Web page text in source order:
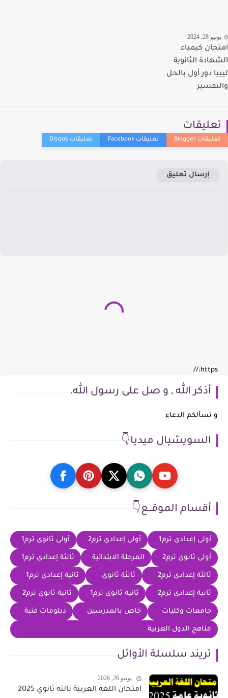
28, 2024
كيمياء
الثانوية
دور أول بالحل
إرسال تعليق
https://
أذكر الله , و صل على رسول الله.
و نسألكم الدعاء
السويشيال ميديا👇
أقسام الموقــع👇
أولى إعدادى ترم1 أولى إعدادى ترم2 أولى ثانوى ترم1
أولى ثانوى ترم2 المرحلة الابتدائية ثالثة إعدادى ترم1
ثالثة إعدادى ترم2 ثالثة ثانوى ثانية إعدادى ترم1
ثانية إعدادى ترم2 ثانية ثانوى ترم1 ثانية ثانوى ترم2
جامعات وكليات خاص بالمدرسين دبلومات فنية
مناهج الدول العربية
تريند سلسلة الأوائل
يونيو 26, 2026
امتحان اللغة العربية تالته ثانوي 2025